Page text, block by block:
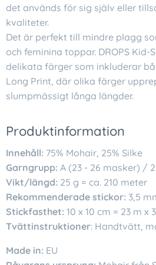
det används för sig själv eller
kvaliteter.
Det är perfekt till mindre plagg
och feminina toppar. DROPS Kid-
delikata färger som inkluderar
Long Print, där olika färger
slumpmässigt långa längder.
Produktinformation
Innehåll: 75% Mohair, 25% Silke
Garngrupp: A (23 - 26 masker) /
Vikt/längd: 25 g = ca. 210 meter
Rekommenderade stickor: 3,5
Stickfasthet: 10 x 10 cm = 23 m x
Tvättinstruktioner: Handtvätt,
Made in: EU